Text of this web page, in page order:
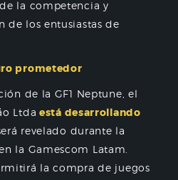
la competencia y
de los entusiastas de
prometedor
de la GF1 Neptune, el
Ltda está desarrollando
revelado durante la
la Gamescom Latam.
la compra de juegos